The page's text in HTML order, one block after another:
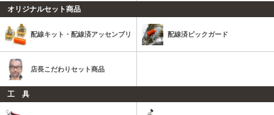
オリジナルセット商品
配線キット・配線済アッセンブリ 配線済ピックガード
店長こだわりセット商品
工 具